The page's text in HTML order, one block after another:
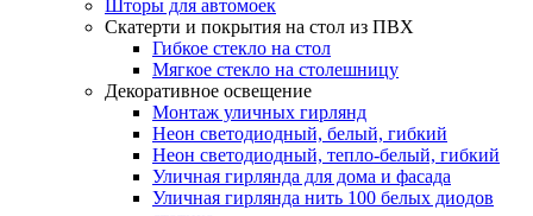
Шторы для автомоек
Скатерти и покрытия на стол из ПВХ
Гибкое стекло на стол
Мягкое стекло на столешницу
Декоративное освещение
Монтаж уличных гирлянд
Неон светодиодный, белый, гибкий
Неон светодиодный, тепло-белый, гибкий
Уличная гирлянда для дома и фасада
Уличная гирлянда нить 100 белых диодов